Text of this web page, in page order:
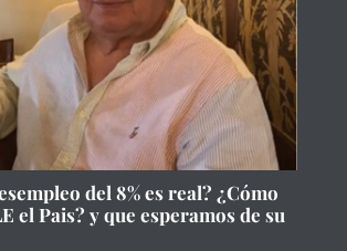
del 8% es real? ¿Cómo
el Pais? y que esperamos de su